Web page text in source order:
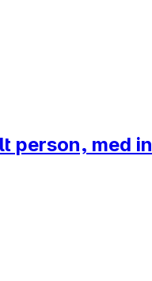
person, med